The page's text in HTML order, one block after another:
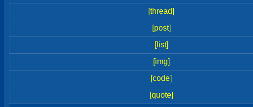
[thread]
[post]
[list]
[img]
[code]
[quote]